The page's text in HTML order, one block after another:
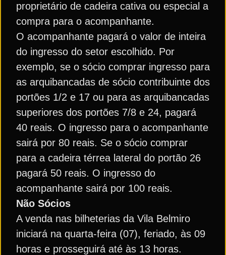
proprietário de cadeira cativa ou especial a
compra para o acompanhante.
O acompanhante pagará o valor de inteira
do ingresso do setor escolhido. Por
exemplo, se o sócio comprar ingresso para
as arquibancadas de sócio contribuinte dos
portões 1/2 e 17 ou para as arquibancadas
superiores dos portões 7/8 e 24, pagará
40 reais. O ingresso para o acompanhante
sairá por 80 reais. Se o sócio comprar
para a cadeira térrea lateral do portão 26
pagará 50 reais. O ingresso do
acompanhante sairá por 100 reais.
Não Sócios
A venda nas bilheterias da Vila Belmiro
iniciará na quarta-feira (07), feriado, às 09
horas e prosseguirá até às 13 horas.